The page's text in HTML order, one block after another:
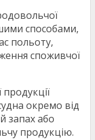
способами,
польоту,
споживчої
окремо від
запах або
продукцію.